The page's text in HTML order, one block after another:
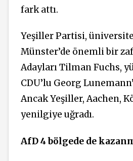
fark attı.
Yeşiller Partisi,
Münster’de önemli bir
Adayları Tilman Fuchs,
CDU’lu Georg
Ancak Yeşiller, Aachen,
yenilgiye uğradı.
AfD 4 bölgede de